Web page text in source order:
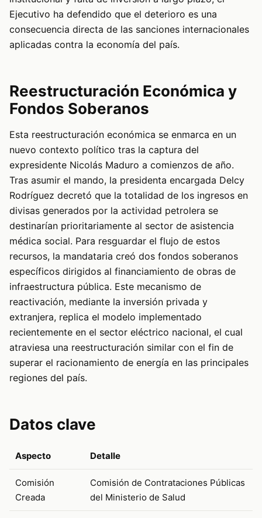
Ejecutivo ha defendido que el deterioro es una
consecuencia directa de las sanciones internacionales
aplicadas contra la economía del país.
Reestructuración Económica y
Fondos Soberanos
Esta reestructuración económica se enmarca en un
nuevo contexto político tras la captura del
expresidente Nicolás Maduro a comienzos de año.
Tras asumir el mando, la presidenta encargada Delcy
Rodríguez decretó que la totalidad de los ingresos en
divisas generados por la actividad petrolera se
destinarían prioritariamente al sector de asistencia
médica social. Para resguardar el flujo de estos
recursos, la mandataria creó dos fondos soberanos
específicos dirigidos al financiamiento de obras de
infraestructura pública. Este mecanismo de
reactivación, mediante la inversión privada y
extranjera, replica el modelo implementado
recientemente en el sector eléctrico nacional, el cual
atraviesa una reestructuración similar con el fin de
superar el racionamiento de energía en las principales
regiones del país.
Datos clave
Aspecto Detalle
Comisión
Creada
Comisión de Contrataciones Públicas
del Ministerio de Salud